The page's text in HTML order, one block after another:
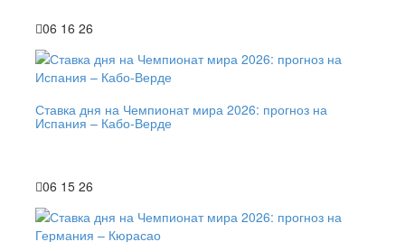
06 16 26
Ставка дня на Чемпионат мира 2026: прогноз на
Испания – Кабо-Верде
06 15 26